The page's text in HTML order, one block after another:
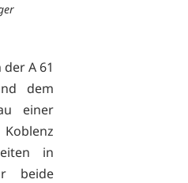
A 61
dem
einer
in
beide